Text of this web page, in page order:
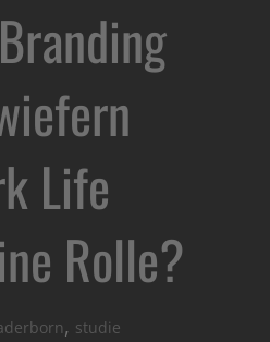
Life
Rolle?
, studie